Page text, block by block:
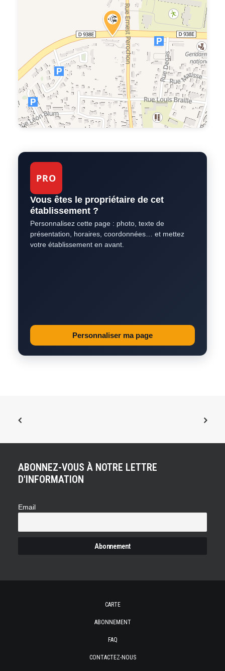
PRO
Vous êtes le propriétaire de cet
établissement ?
Personnalisez cette page : photo, texte de
présentation, horaires, coordonnées… et mettez
votre établissement en avant.
Personnaliser ma page
ABONNEZ-VOUS À NOTRE LETTRE
D'INFORMATION
Email
CARTE
ABONNEMENT
FAQ
CONTACTEZ-NOUS